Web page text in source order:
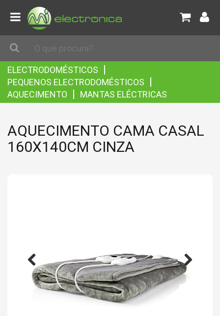
ELECTRODOMÉSTICOS |
PEQUENOS ELECTRODOMÉSTICOS |
AQUECIMENTO | MANTAS ELÉCTRICAS
AQUECIMENTO CAMA CASAL
160X140CM CINZA